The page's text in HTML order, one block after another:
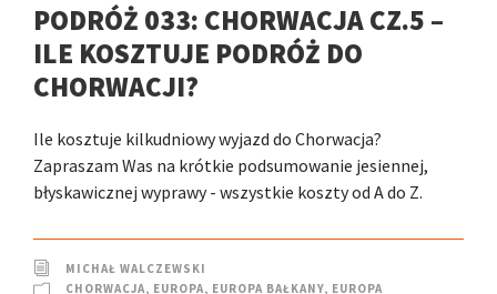
PODRÓŻ 033: CHORWACJA CZ.5 –
ILE KOSZTUJE PODRÓŻ DO
CHORWACJI?
Ile kosztuje kilkudniowy wyjazd do Chorwacja?
Zapraszam Was na krótkie podsumowanie jesiennej,
błyskawicznej wyprawy - wszystkie koszty od A do Z.
MICHAŁ WALCZEWSKI
CHORWACJA, EUROPA, EUROPA BAŁKANY, EUROPA